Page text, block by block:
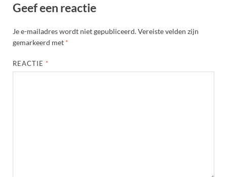
Geef een reactie
Je e-mailadres wordt niet gepubliceerd.Vereiste velden zijn
gemarkeerd met *
REACTIE *